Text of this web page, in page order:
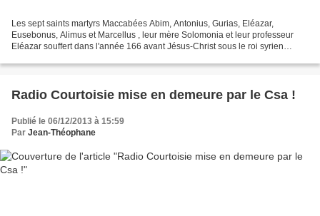
Les sept saints martyrs Maccabées Abim, Antonius, Gurias, Eléazar,
Eusebonus, Alimus et Marcellus , leur mère Solomonia et leur professeur
Eléazar souffert dans l'année 166 avant Jésus-Christ sous le roi syrien
Radio Courtoisie mise en demeure par le Csa !
Publié le 06/12/2013 à 15:59
Par Jean-Théophane